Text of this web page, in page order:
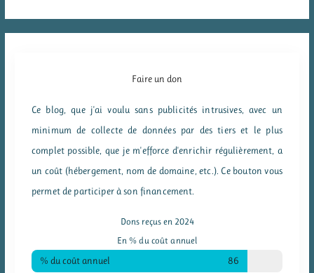
Faire un don
Ce blog, que j'ai voulu sans publicités intrusives, avec un
minimum de collecte de données par des tiers et le plus
complet possible, que je m'efforce d'enrichir régulièrement, a
un coût (hébergement, nom de domaine, etc.). Ce bouton vous
permet de participer à son financement.
Dons reçus en 2024
En % du coût annuel
% du coût annuel 86